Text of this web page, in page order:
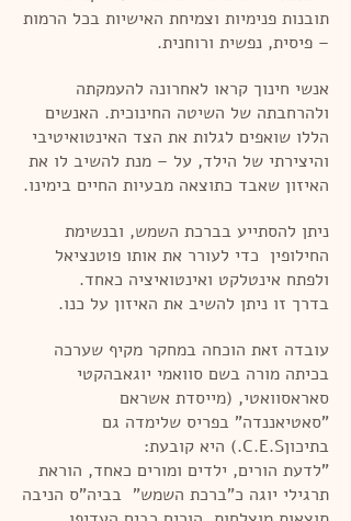
תובנות פנימיות וצמיחת האישיות בכל הרמות
– פיסית, נפשית ורוחנית.
אנשי חינוך קראו לאחרונה להעמקתה
ולהרחבתה של השיטה החינוכית. האנשים
הללו שואפים לגלות את הצד האינטואיטיבי
והיצירתי של הילד, על – מנת להשיב לו את
האיזון שאבד כתוצאה מבעיות החיים בימינו.
ניתן להסתייע בברכת השמש, ובנשימת
החילופין כדי לעורר את אותו פוטנציאל
ולפתח אינטלקט ואינטואיציה כאחד.
בדרך זו ניתן להשיב את האיזון על כנו.
עובדה זאת הוכחה במחקר מקיף שערכה
בכיתה מורה בשם סוואמי יוגאבהקטי
סאראסוואטי, (מייסדת אשראם
"סאטיאננדה" בפריס שלימדה גם
בתיכוןC.E.S.) היא קובעת:
"לדעת הורים, ילדים ומורים כאחד, הוראת
תרגילי יוגה כ"ברכת השמש" בביה"ס הניבה